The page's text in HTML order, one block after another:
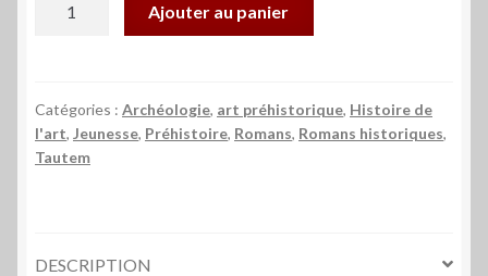
de
Lascaux
-
Ajouter au panier
Catégories : Archéologie, art préhistorique, Histoire de
l'art, Jeunesse, Préhistoire, Romans, Romans historiques,
Tautem
DESCRIPTION